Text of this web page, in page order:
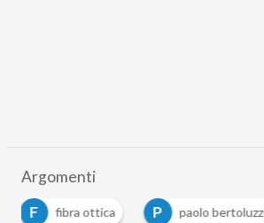
Argomenti
P
paolo bertoluzzo T telecom